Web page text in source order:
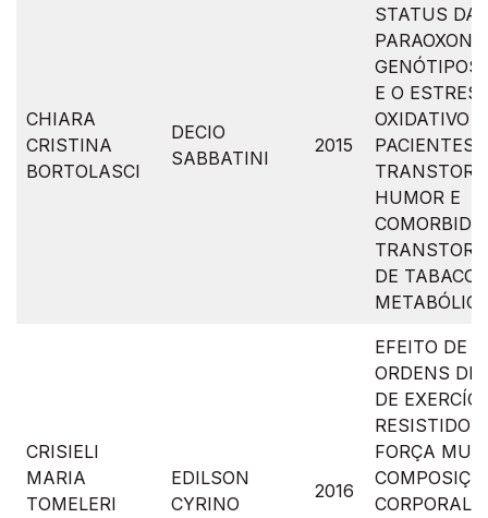
CHIARA
CRISTINA
BORTOLASCI
DECIO
SABBATINI
2015
STATUS DA
GENÓTIPOS
E O
OXIDATIVO
PACIENTES
HUMOR E
DE TABACO
CRISIELI
MARIA
TOMELERI
EDILSON
CYRINO
2016
EFEITO DE
ORDENS DE
DE
FORÇA
CORPORAL,